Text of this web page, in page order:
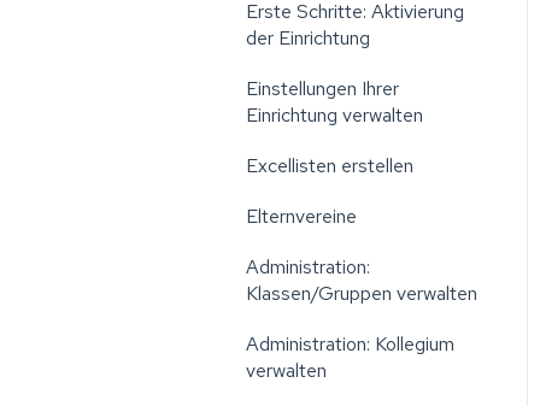
Erste Schritte: Aktivierung
der Einrichtung
Einstellungen Ihrer
Einrichtung verwalten
Excellisten erstellen
Elternvereine
Administration:
Klassen/Gruppen verwalten
Administration: Kollegium
verwalten